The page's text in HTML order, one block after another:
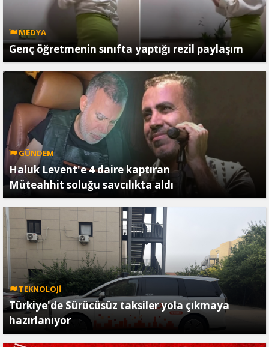
MEDYA
Genç öğretmenin sınıfta yaptığı rezil paylaşım
GÜNDEM
Haluk Levent'e 4 daire kaptıran
Müteahhit soluğu savcılıkta aldı
TEKNOLOJİ
Türkiye'de Sürücüsüz taksiler yola çıkmaya
hazırlanıyor